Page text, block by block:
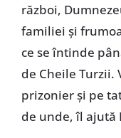
război,
familiei și
ce se întinde
de Cheile
prizonier și pe
de unde, îl ajută